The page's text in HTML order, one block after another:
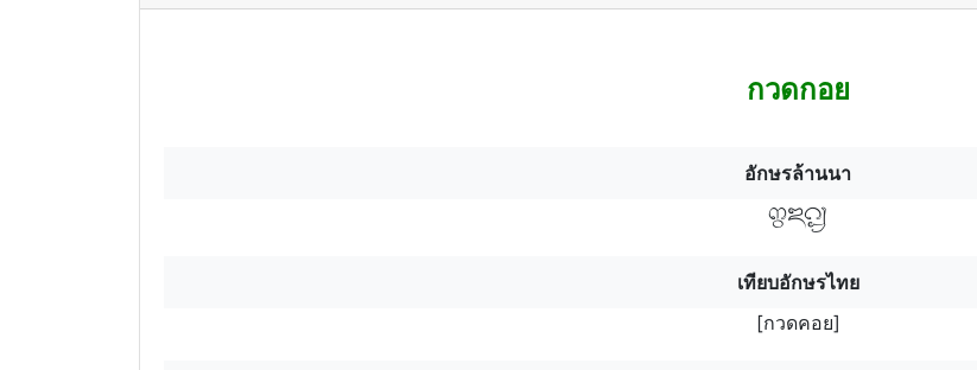
กวดกอย
อักษรล้านนา
กวฯดคอฯยฯ
เทียบอักษรไทย
[กวดคอย]